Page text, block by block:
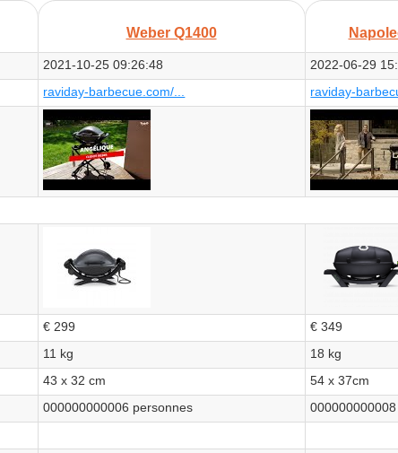
Weber Q1400
2021-10-25 09:26:48 2022-06-29
raviday-barbecue.com/... raviday-
€ 299 € 349
11 kg 18 kg
43 x 32 cm 54 x 37cm
000000000006 personnes